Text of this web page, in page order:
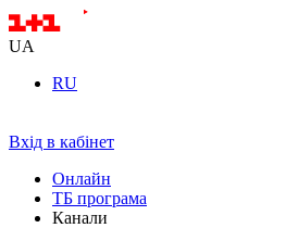
UA
RU
Вхід в кабінет
Онлайн
ТБ програма
Канали